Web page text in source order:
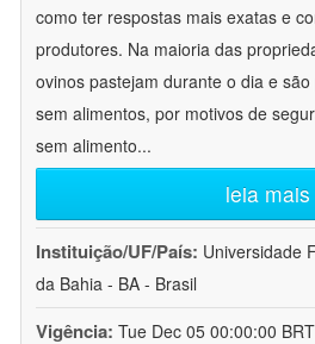
como ter respostas mais exatas e
produtores. Na maioria das
ovinos pastejam durante o dia e
sem alimentos, por motivos de
sem alimento...
leia mais
Instituição/UF/País: Universidade
da Bahia - BA - Brasil
Vigência: Tue Dec 05 00:00:00